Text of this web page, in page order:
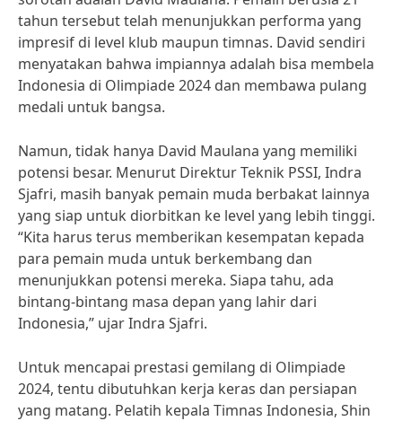
tahun tersebut telah menunjukkan performa yang
impresif di level klub maupun timnas. David sendiri
menyatakan bahwa impiannya adalah bisa membela
Indonesia di Olimpiade 2024 dan membawa pulang
medali untuk bangsa.
Namun, tidak hanya David Maulana yang memiliki
potensi besar. Menurut Direktur Teknik PSSI, Indra
Sjafri, masih banyak pemain muda berbakat lainnya
yang siap untuk diorbitkan ke level yang lebih tinggi.
“Kita harus terus memberikan kesempatan kepada
para pemain muda untuk berkembang dan
menunjukkan potensi mereka. Siapa tahu, ada
bintang-bintang masa depan yang lahir dari
Indonesia,” ujar Indra Sjafri.
Untuk mencapai prestasi gemilang di Olimpiade
2024, tentu dibutuhkan kerja keras dan persiapan
yang matang. Pelatih kepala Timnas Indonesia, Shin